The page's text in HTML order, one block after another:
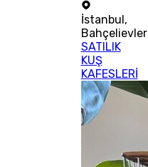
İstanbul,
Bahçelievler
SATILIK
KUŞ
KAFESLERİ